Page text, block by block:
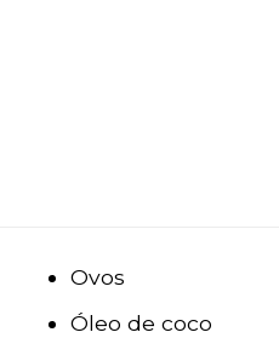
Ovos
Óleo de coco